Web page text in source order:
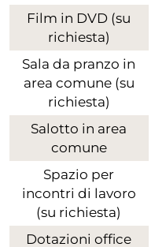
Film in DVD (su
richiesta)
Sala da pranzo in
area comune (su
richiesta)
Salotto in area
comune
Spazio per
incontri di lavoro
(su richiesta)
Dotazioni office